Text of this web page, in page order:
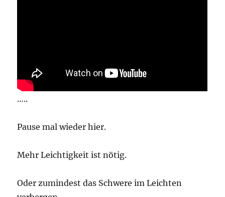
…..
Pause mal wieder hier.
Mehr Leichtigkeit ist nötig.
Oder zumindest das Schwere im Leichten